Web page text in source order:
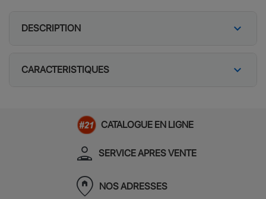
DESCRIPTION expand_more
CARACTERISTIQUES expand_more
CATALOGUE EN LIGNE
person_apron SERVICE APRES VENTE
home_pin NOS ADRESSES